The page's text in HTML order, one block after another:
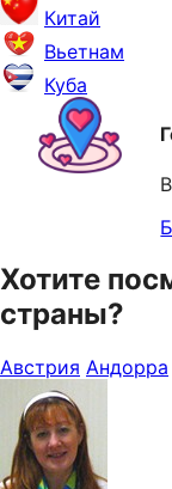
Китай
Вьетнам
Куба
Хотите
страны?
Австрия Андорра